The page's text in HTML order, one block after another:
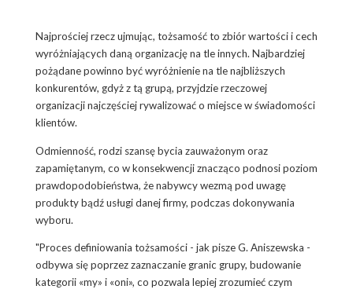
Najprościej rzecz ujmując, tożsamość to zbiór wartości i cech
wyróżniających daną organizację na tle innych. Najbardziej
pożądane powinno być wyróżnienie na tle najbliższych
konkurentów, gdyż z tą grupą, przyjdzie rzeczowej
organizacji najczęściej rywalizować o miejsce w świadomości
klientów.
Odmienność, rodzi szansę bycia zauważonym oraz
zapamiętanym, co w konsekwencji znacząco podnosi poziom
prawdopodobieństwa, że nabywcy wezmą pod uwagę
produkty bądź usługi danej firmy, podczas dokonywania
wyboru.
"Proces definiowania tożsamości - jak pisze G. Aniszewska -
odbywa się poprzez zaznaczanie granic grupy, budowanie
kategorii «my» i «oni», co pozwala lepiej zrozumieć czym